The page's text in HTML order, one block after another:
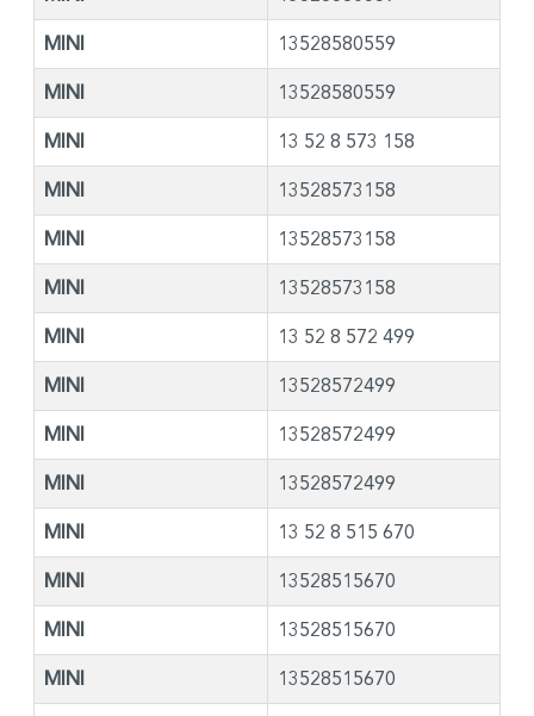
MINI 13528580559
MINI 13528580559
MINI 13 52 8 573 158
MINI 13528573158
MINI 13528573158
MINI 13528573158
MINI 13 52 8 572 499
MINI 13528572499
MINI 13528572499
MINI 13528572499
MINI 13 52 8 515 670
MINI 13528515670
MINI 13528515670
MINI 13528515670